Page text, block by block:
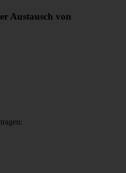
Austausch von